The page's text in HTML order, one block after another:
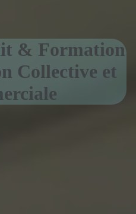
& Formation
Collective et